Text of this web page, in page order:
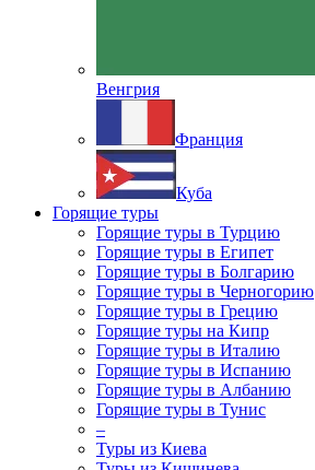
Венгрия
Франция
Куба
Горящие туры
Горящие туры в Турцию
Горящие туры в Египет
Горящие туры в Болгарию
Горящие туры в Черногорию
Горящие туры в Грецию
Горящие туры на Кипр
Горящие туры в Италию
Горящие туры в Испанию
Горящие туры в Албанию
Горящие туры в Тунис
–
Туры из Киева